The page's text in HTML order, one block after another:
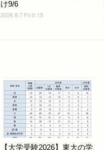
け9/6
2026.8.7 Fri 0:15
【大学受験2026】東大の学